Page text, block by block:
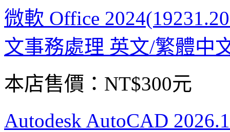
微軟 Office
文事務處理 英文/繁體中
本店售價： NT$300元
Autodesk AutoCAD